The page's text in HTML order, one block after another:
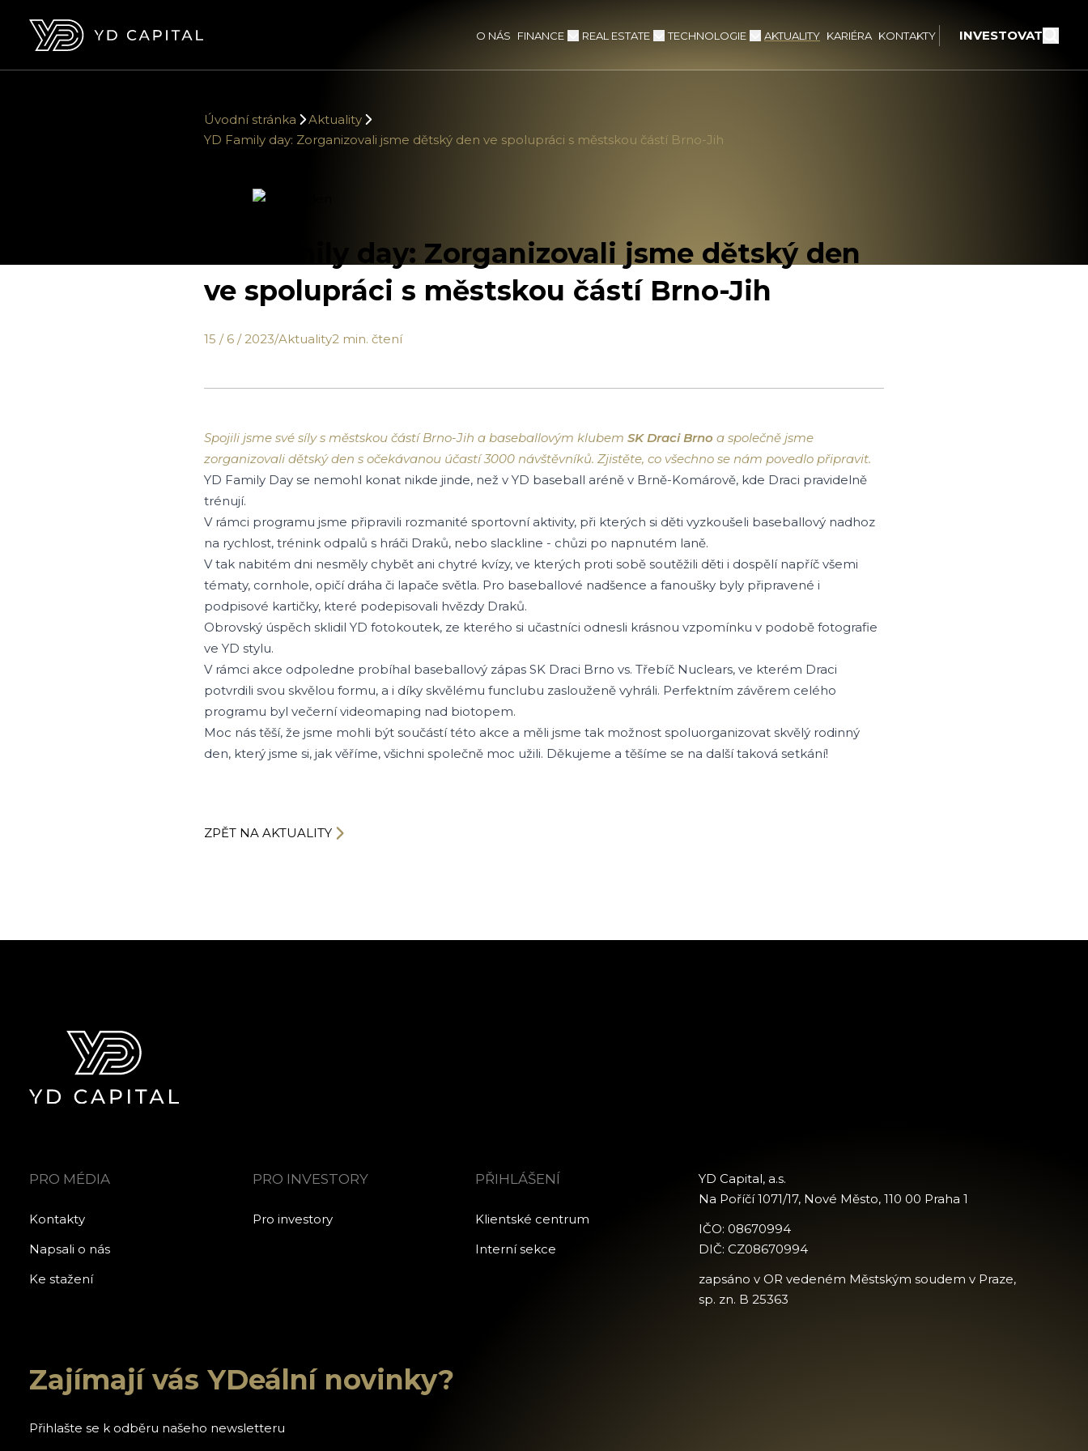
O NÁS FINANCE REAL ESTATE TECHNOLOGIE AKTUALITY KARIÉRA KONTAKTY INVESTOVAT
Úvodní stránka
Aktuality
YD Family day: Zorganizovali jsme dětský den ve spolupráci s městskou částí Brno-Jih
YD Family day: Zorganizovali jsme dětský den
ve spolupráci s městskou částí Brno-Jih
15 / 6 / 2023/Aktuality2 min. čtení
Spojili jsme své síly s městskou částí Brno-Jih a baseballovým klubem SK Draci Brno a společně jsme
zorganizovali dětský den s očekávanou účastí 3000 návštěvníků. Zjistěte, co všechno se nám povedlo připravit.
YD Family Day se nemohl konat nikde jinde, než v YD baseball aréně v Brně-Komárově, kde Draci pravidelně
trénují.
V rámci programu jsme připravili rozmanité sportovní aktivity, při kterých si děti vyzkoušeli baseballový nadhoz
na rychlost, trénink odpalů s hráči Draků, nebo slackline - chůzi po napnutém laně.
V tak nabitém dni nesměly chybět ani chytré kvízy, ve kterých proti sobě soutěžili děti i dospělí napříč všemi
tématy, cornhole, opičí dráha či lapače světla. Pro baseballové nadšence a fanoušky byly připravené i
podpisové kartičky, které podepisovali hvězdy Draků.
Obrovský úspěch sklidil YD fotokoutek, ze kterého si učastníci odnesli krásnou vzpomínku v podobě fotografie
ve YD stylu.
V rámci akce odpoledne probíhal baseballový zápas SK Draci Brno vs. Třebíč Nuclears, ve kterém Draci
potvrdili svou skvělou formu, a i díky skvělému funclubu zaslouženě vyhráli. Perfektním závěrem celého
programu byl večerní videomaping nad biotopem.
Moc nás těší, že jsme mohli být součástí této akce a měli jsme tak možnost spoluorganizovat skvělý rodinný
den, který jsme si, jak věříme, všichni společně moc užili. Děkujeme a těšíme se na další taková setkání!
ZPĚT NA AKTUALITY
PRO MÉDIA
Kontakty
Napsali o nás
Ke stažení
PRO INVESTORY
Pro investory
PŘIHLÁŠENÍ
Klientské centrum
Interní sekce
YD Capital, a.s.
Na Poříčí 1071/17, Nové Město, 110 00 Praha 1
IČO: 08670994
DIČ: CZ08670994
zapsáno v OR vedeném Městským soudem v Praze,
sp. zn. B 25363
Zajímají vás YDeální novinky?
Přihlašte se k odběru našeho newsletteru